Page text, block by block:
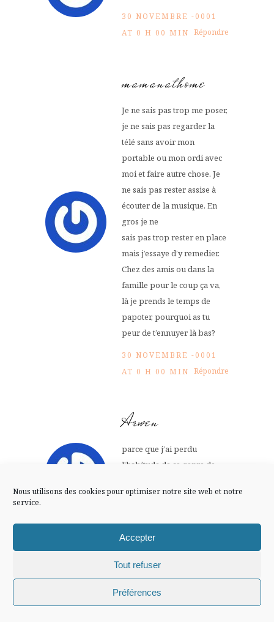
Nous utilisons des cookies pour optimiser notre site web et notre
service.
Accepter
Tout refuser
Préférences
30 NOVEMBRE -0001
AT 0 H 00 MIN Répondre
mamanathome
Je ne sais pas trop me poser,
je ne sais pas regarder la
télé sans avoir mon
portable ou mon ordi avec
moi et faire autre chose. Je
ne sais pas rester assise à
écouter de la musique. En
gros je ne
sais pas trop rester en place
mais j’essaye d’y remedier.
Chez des amis ou dans la
famille pour le coup ça va,
là je prends le temps de
papoter, pourquoi as tu
peur de t’ennuyer là bas?
30 NOVEMBRE -0001
AT 0 H 00 MIN Répondre
Arwen
parce que j’ai perdu
l’habitude de ce genre de
sans tâche précise…
AT 0 H 00 MIN
chocoladdict
FLUX INSTA
Mentions légales Confidentialité